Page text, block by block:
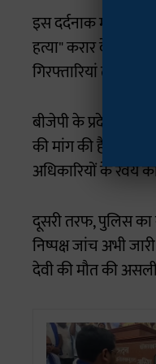
इस दर्दनाक मामले ने
हत्या" करार देते हुए
गिरफ्तारियां तब कीं,
बीजेपी के प्रदेश
की मांग की है। साथ
अधिकारियों के रवैये
दूसरी तरफ, पुलिस
निष्पक्ष जांच अभी
देवी की मौत की